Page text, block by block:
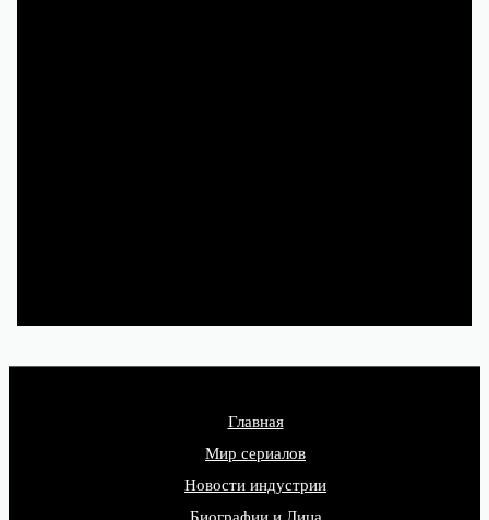
Главная
Мир сериалов
Новости индустрии